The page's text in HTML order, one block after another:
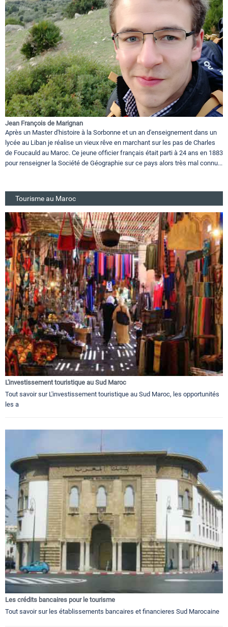
Jean François de Marignan
Après un Master d'histoire à la Sorbonne et un an d'enseignement dans un
lycée au Liban je réalise un vieux rêve en marchant sur les pas de Charles
de Foucauld au Maroc. Ce jeune officier français était parti à 24 ans en 1883
pour renseigner la Société de Géographie sur ce pays alors très mal connu...
Tourisme au Maroc
L'investissement touristique au Sud Maroc
Tout savoir sur L'investissement touristique au Sud Maroc, les opportunités
les a
Les crédits bancaires pour le tourisme
Tout savoir sur les établissements bancaires et financieres Sud Marocaine